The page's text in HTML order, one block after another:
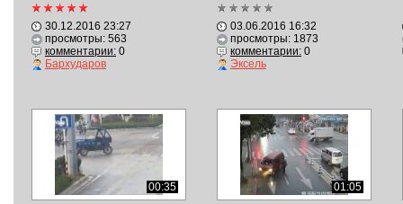
30.12.2016 23:27
просмотры: 563
комментарии:0
Бархударов
03.06.2016 16:32
просмотры: 1873
комментарии:0
Эксель
00:35
01:05